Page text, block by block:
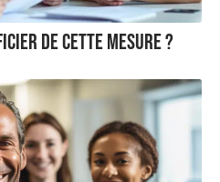
de cette mesure ?